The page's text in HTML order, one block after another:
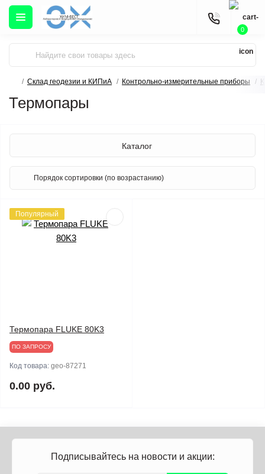
0
Склад геодезии и КИПиА Контрольно-измерительные приборы
Термопары
Каталог
Популярный
Термопара FLUKE 80K3
ПО ЗАПРОСУ
Код товара: geo-87271
0.00 руб.
Подписывайтесь на новости и акции: